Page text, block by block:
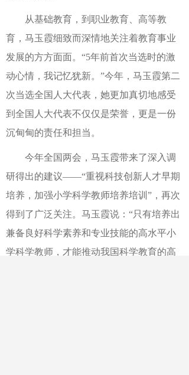
从基础教育，到职业教育、高等教
育，马玉霞细致而深情地关注着教育事业
发展的方方面面。“5年前首次当选时的激
动心情，我记忆犹新。”今年，马玉霞第二
次当选全国人大代表，她更加真切地感受
到全国人大代表不仅仅是荣誉，更是一份
沉甸甸的责任和担当。
今年全国两会，马玉霞带来了深入调
研得出的建议——“重视科技创新人才早期
培养，加强小学科学教师培养培训”，再次
得到了广泛关注。马玉霞说：“只有培养出
兼备良好科学素养和专业技能的高水平小
学科学教师，才能推动我国科学教育的高